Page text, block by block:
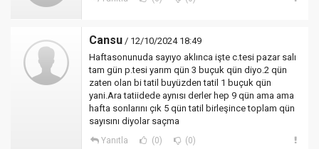
Cansu / 12/10/2024 18:49
Haftasonunuda sayıyo aklınca işte c.tesi pazar salı
tam gün p.tesi yarım qün 3 buçuk qün diyo.2 qün
zaten olan bi tatil buyüzden tatil 1 buçuk qün
yani.Ara tatiidede aynısı derler hep 9 qün ama ama
hafta sonlarını çık 5 qün tatil birleşince toplam qün
sayısını diyolar saçma
Yanıtla (0) (0)